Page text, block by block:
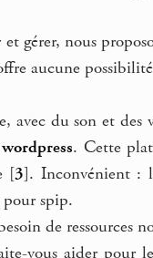
gérer, nous
aucune
du son et des
wordpress. Cette
[3]. Inconvénient :
pour spip.
de ressources
vous aider pour